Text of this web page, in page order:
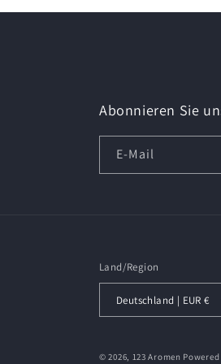
Abonnieren Sie
E-Mail
Land/Region
Deutschland | EUR €
© 2026, 123 Aromen